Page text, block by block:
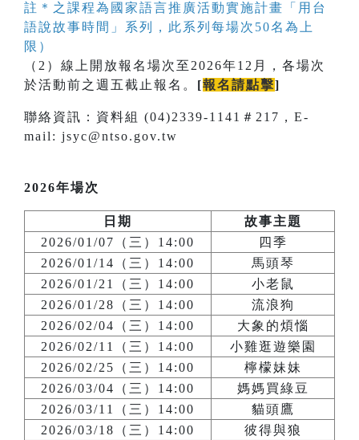
註＊之課程為國家語言推廣活動實施計畫「用台
語說故事時間」系列，此系列每場次50名為上
限）
（2）線上開放報名場次至2026年12月，各場次
於活動前之週五截止報名。 [報名請點擊]
聯絡資訊：資料組 (04)2339-1141＃217，E-
mail: jsyc@ntso.gov.tw
2026年場次
日期
故事主題
2026/01/07（三）14:00
四季
2026/01/14（三）14:00
馬頭琴
2026/01/21（三）14:00
小老鼠
2026/01/28（三）14:00
流浪狗
2026/02/04（三）14:00
大象的煩惱
2026/02/11（三）14:00
小雞逛遊樂園
2026/02/25（三）14:00
檸檬妹妹
2026/03/04（三）14:00
媽媽買綠豆
2026/03/11（三）14:00
貓頭鷹
2026/03/18（三）14:00
彼得與狼